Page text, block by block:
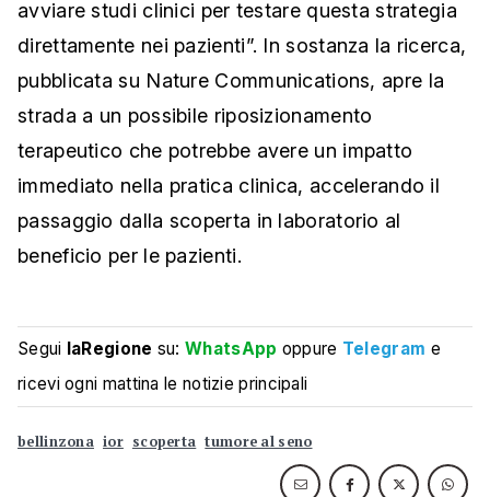
avviare studi clinici per testare questa strategia
direttamente nei pazienti”. In sostanza la ricerca,
pubblicata su Nature Communications, apre la
strada a un possibile riposizionamento
terapeutico che potrebbe avere un impatto
immediato nella pratica clinica, accelerando il
passaggio dalla scoperta in laboratorio al
beneficio per le pazienti.
Segui laRegione su:WhatsApp oppure Telegram e
ricevi ogni mattina le notizie principali
bellinzona ior scoperta tumore al seno